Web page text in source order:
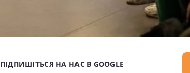
ПІДПИШІТЬСЯ НА НАС В GOOGLE